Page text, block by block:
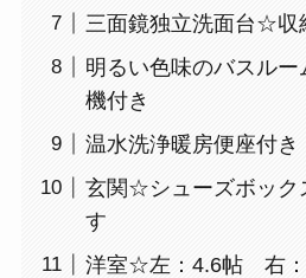
三面鏡独立洗面台☆収
明るい色味のバスル
機付き
温水洗浄暖房便座付き
玄関☆シューズボック
す
洋室☆左：4.6帖 右